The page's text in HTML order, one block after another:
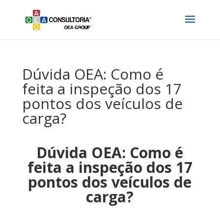
Dúvida OEA: Como é
feita a inspeção dos 17
pontos dos veículos de
carga?
Dúvida OEA: Como é
feita a inspeção dos 17
pontos dos veículos de
carga?